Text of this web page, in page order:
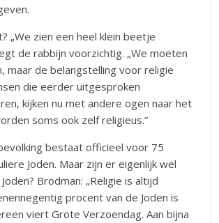
„We zien een heel klein beetje
de rabbijn voorzichtig. „We moeten
maar de belangstelling voor religie
die eerder uitgesproken
kijken nu met andere ogen naar het
soms ook zelf religieus.”
bestaat officieel voor 75
Joden. Maar zijn er eigenlijk wel
Brodman: „Religie is altijd
procent van de Joden is
viert Grote Verzoendag. Aan bijna